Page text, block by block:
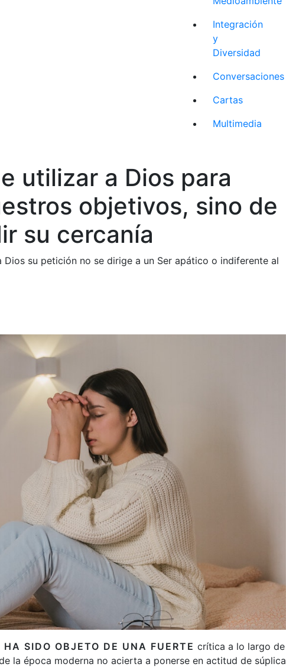
Integración
y
Diversidad
Conversaciones
Cartas
Multimedia
utilizar a Dios para
objetivos, sino de
su cercanía
Dios su petición no se dirige a un Ser apático o indiferente al
SIDO OBJETO DE UNA FUERTE crítica a lo largo de
la época moderna no acierta a ponerse en actitud de súplica